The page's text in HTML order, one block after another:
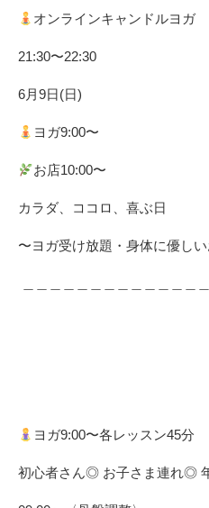
オンラインキャンドルヨガ
21:30〜22:30
6月9日(日) ⁡
ヨガ9:00〜
お店10:00〜 ⁡
カラダ、ココロ、喜ぶ日
〜ヨガ受け放題・身体に優し
ヨガ9:00〜各レッスン45分 ⁡
初心者さん◎ お子さま連れ◎